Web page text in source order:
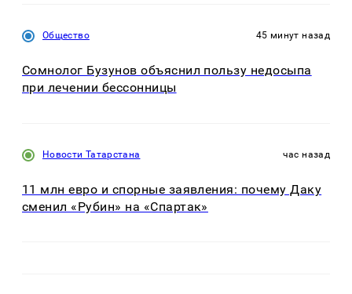
Общество 45 минут назад
Сомнолог Бузунов объяснил пользу недосыпа
при лечении бессонницы
Новости Татарстана час назад
11 млн евро и спорные заявления: почему Даку
сменил «Рубин» на «Спартак»